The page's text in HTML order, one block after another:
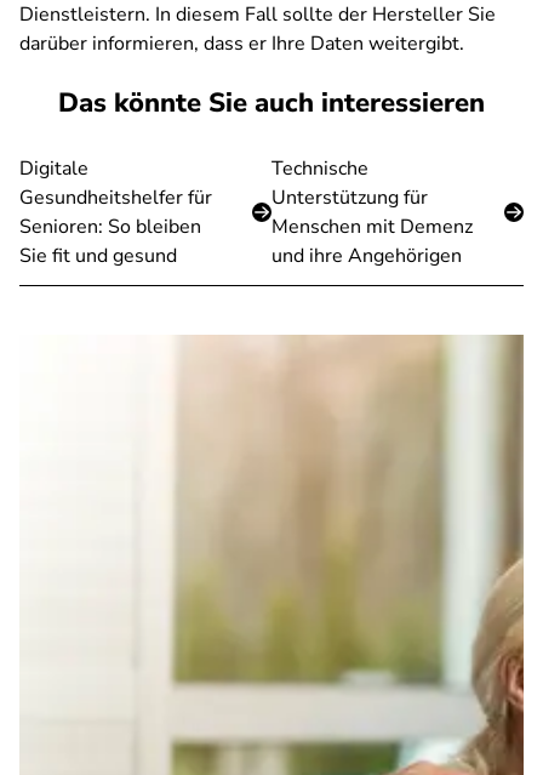
Dienstleistern. In diesem Fall sollte der Hersteller Sie
darüber informieren, dass er Ihre Daten weitergibt.
Das könnte Sie auch interessieren
Digitale
Gesundheitshelfer für
Senioren: So bleiben
Sie fit und gesund
Technische
Unterstützung für
Menschen mit Demenz
und ihre Angehörigen